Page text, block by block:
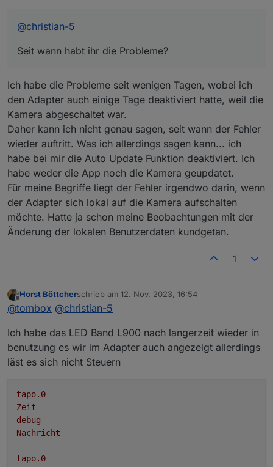
bekommt auch alle paar Tage updates (Android).
Kamera auch ein Firmware Update, ob die c110
Also sollten die Fehler nicht unsererseits sein,
könnte ich mir denken dass es mit der
Überarbeitung der App zu tun hat?
@christian-5
Seit wann habt ihr die Probleme?
Ich habe die Probleme seit wenigen Tagen, wobei ich
den Adapter auch einige Tage deaktiviert hatte, weil die
Kamera abgeschaltet war.
Daher kann ich nicht genau sagen, seit wann der Fehler
wieder auftritt. Was ich allerdings sagen kann... ich
habe bei mir die Auto Update Funktion deaktiviert. Ich
habe weder die App noch die Kamera geupdatet.
Für meine Begriffe liegt der Fehler irgendwo darin, wenn
der Adapter sich lokal auf die Kamera aufschalten
möchte. Hatte ja schon meine Beobachtungen mit der
Änderung der lokalen Benutzerdaten kundgetan.
1
Offline
Horst Böttcherschrieb am 12. Nov. 2023, 16:54
zuletzt editiert von
@tombox @christian-5
Ich habe das LED Band L900 nach langerzeit wieder in
benutzung es wir im Adapter auch angezeigt allerdings
läst es sich nicht Steuern
tapo.0
Zeit
debug
Nachricht
tapo.0